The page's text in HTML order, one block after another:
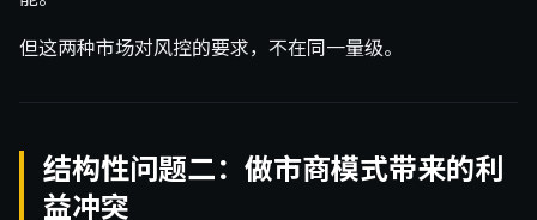
但这两种市场对风控的要求，不在同一量级。
结构性问题二：做市商模式带来的利
益冲突